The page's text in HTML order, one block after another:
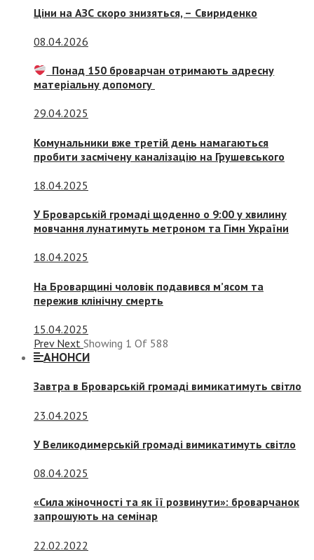
Ціни на АЗС скоро знизяться, – Свириденко
08.04.2026
Понад 150 броварчан отримають адресну
матеріальну допомогу
29.04.2025
Комунальники вже третій день намагаються
пробити засмічену каналізацію на Грушевського
18.04.2025
У Броварській громаді щоденно о 9:00 у хвилину
мовчання лунатимуть метроном та Гімн України
18.04.2025
На Броварщині чоловік подавився м’ясом та
пережив клінічну смерть
15.04.2025
Prev Next Showing 1 Of 588
АНОНСИ
Завтра в Броварській громаді вимикатимуть світло
23.04.2025
У Великодимерській громаді вимикатимуть світло
08.04.2025
«Сила жіночності та як її розвинути»: броварчанок
запрошують на семінар
22.02.2022